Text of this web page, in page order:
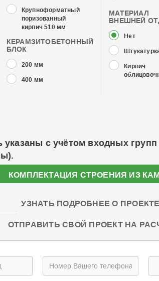
Крупноформатный
поризованный
кирпич 510 мм
КЕРАМЗИТОБЕТОННЫЙ
БЛОК
200 мм
400 мм
МАТЕРИАЛ
ВНЕШНЕЙ
Нет
Кирпич
с учётом входных
КОМПЛЕКТАЦИЯ СТРОЕНИЯ ИЗ
УЗНАТЬ ПОДРОБНЕЕ О ПРОЕКТЕ
ОТПРАВИТЬ СВОЙ ПРОЕКТ НА